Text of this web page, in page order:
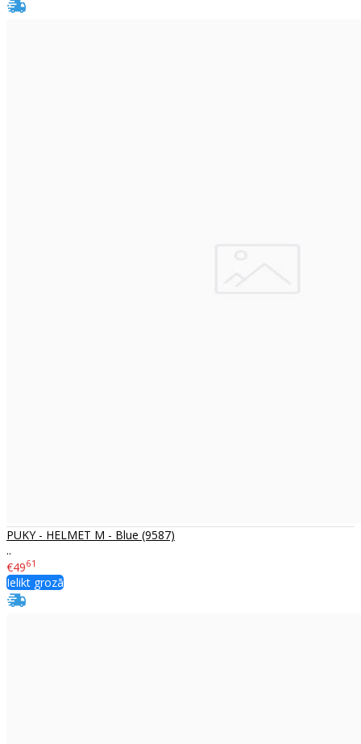
PUKY - HELMET M - Blue (9587)
..
€4961
Ielikt grozā